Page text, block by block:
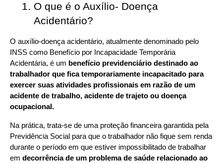
O que é o Auxílio- Doença
Acidentário?
O auxílio-doença acidentário, atualmente denominado pelo
INSS como Benefício por Incapacidade Temporária
Acidentária, é um benefício previdenciário destinado ao
trabalhador que fica temporariamente incapacitado para
exercer suas atividades profissionais em razão de um
acidente de trabalho, acidente de trajeto ou doença
ocupacional.
Na prática, trata-se de uma proteção financeira garantida pela
Previdência Social para que o trabalhador não fique sem renda
durante o período em que estiver impossibilitado de trabalhar
em decorrência de um problema de saúde relacionado ao